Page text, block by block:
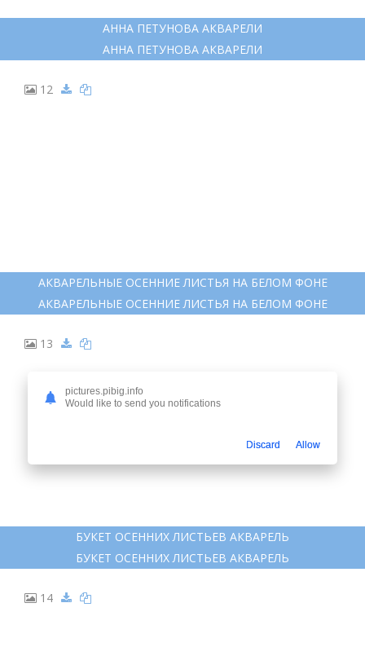
АННА ПЕТУНОВА АКВАРЕЛИ
АННА ПЕТУНОВА АКВАРЕЛИ
12
АКВАРЕЛЬНЫЕ ОСЕННИЕ ЛИСТЬЯ НА БЕЛОМ ФОНЕ
АКВАРЕЛЬНЫЕ ОСЕННИЕ ЛИСТЬЯ НА БЕЛОМ ФОНЕ
13
БУКЕТ ОСЕННИХ ЛИСТЬЕВ АКВАРЕЛЬ
БУКЕТ ОСЕННИХ ЛИСТЬЕВ АКВАРЕЛЬ
14
pictures.pibig.info
Would like to send you notifications
Discard Allow